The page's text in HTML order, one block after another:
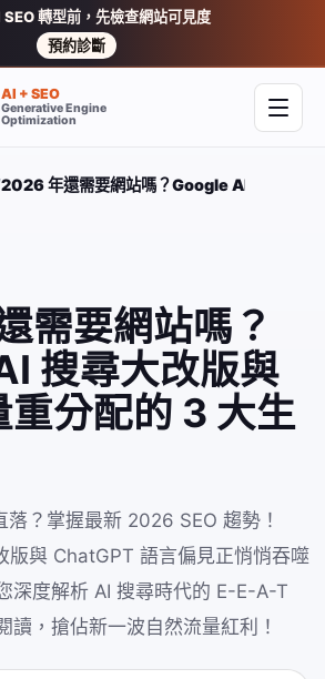
轉型前，先檢查網站可見度
預約診斷
AI + SEO
Generative Engine
Optimization
開啟
2026 年還需要網站嗎？Google AI 搜尋大改
需要網站嗎？
搜尋大改版與
重分配的 3 大生
？掌握最新 2026 SEO 趨勢！
版與 ChatGPT 語言偏見正悄悄吞噬
深度解析 AI 搜尋時代的 E-E-A-T
讀，搶佔新一波自然流量紅利！